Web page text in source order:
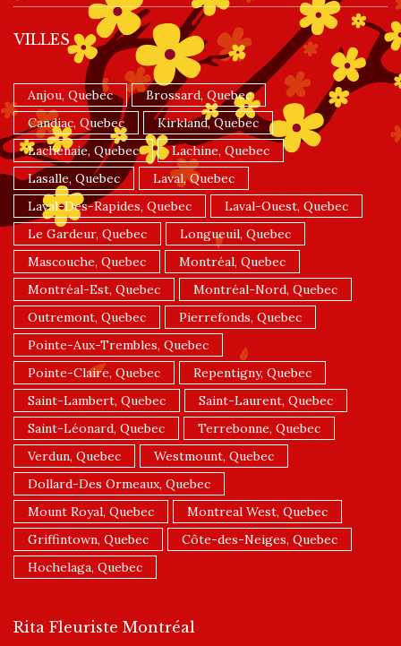
VILLES
Anjou, Quebec
Brossard, Quebec
Candiac, Quebec
Kirkland, Quebec
Lachenaie, Quebec
Lachine, Quebec
Lasalle, Quebec
Laval, Quebec
Laval-Des-Rapides, Quebec
Laval-Ouest, Quebec
Le Gardeur, Quebec
Longueuil, Quebec
Mascouche, Quebec
Montréal, Quebec
Montréal-Est, Quebec
Montréal-Nord, Quebec
Outremont, Quebec
Pierrefonds, Quebec
Pointe-Aux-Trembles, Quebec
Pointe-Claire, Quebec
Repentigny, Quebec
Saint-Lambert, Quebec
Saint-Laurent, Quebec
Saint-Léonard, Quebec
Terrebonne, Quebec
Verdun, Quebec
Westmount, Quebec
Dollard-Des Ormeaux, Quebec
Mount Royal, Quebec
Montreal West, Quebec
Griffintown, Quebec
Côte-des-Neiges, Quebec
Hochelaga, Quebec
Rita Fleuriste Montréal